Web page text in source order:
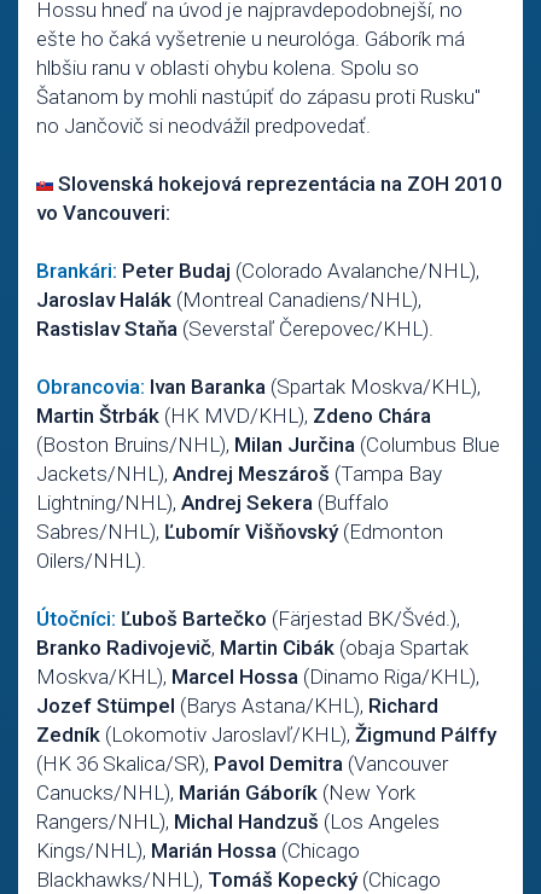
Hossu hneď na úvod je najpravdepodobnejší, no
ešte ho čaká vyšetrenie u neurológa. Gáborík má
hlbšiu ranu v oblasti ohybu kolena. Spolu so
Šatanom by mohli nastúpiť do zápasu proti Rusku"
no Jančovič si neodvážil predpovedať.
Slovenská hokejová reprezentácia na ZOH 2010
vo Vancouveri:
Brankári: Peter Budaj (Colorado Avalanche/NHL),
Jaroslav Halák (Montreal Canadiens/NHL),
Rastislav Staňa (Severstaľ Čerepovec/KHL).
Obrancovia: Ivan Baranka (Spartak Moskva/KHL),
Martin Štrbák (HK MVD/KHL), Zdeno Chára
(Boston Bruins/NHL), Milan Jurčina (Columbus Blue
Jackets/NHL), Andrej Meszároš (Tampa Bay
Lightning/NHL), Andrej Sekera (Buffalo
Sabres/NHL), Ľubomír Višňovský(Edmonton
Oilers/NHL).
Útočníci: Ľuboš Bartečko (Färjestad BK/Švéd.),
Branko Radivojevič, Martin Cibák (obaja Spartak
Moskva/KHL), Marcel Hossa (Dinamo Riga/KHL),
Jozef Stümpel (Barys Astana/KHL), Richard
Zedník (Lokomotiv Jaroslavľ/KHL), Žigmund Pálffy
(HK 36 Skalica/SR), Pavol Demitra (Vancouver
Canucks/NHL), Marián Gáborík (New York
Rangers/NHL), Michal Handzuš (Los Angeles
Kings/NHL), Marián Hossa (Chicago
Blackhawks/NHL), Tomáš Kopecký(Chicago